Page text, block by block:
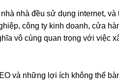
nhà đều sử dụng internet, và
công ty kinh doanh, cửa
vô cùng quan trọng với việc
và những lợi ích không thể